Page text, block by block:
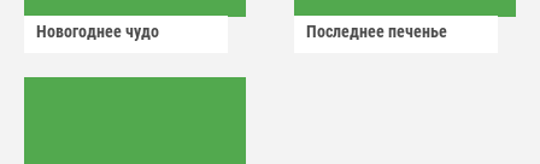
Новогоднее чудо Последнее печенье